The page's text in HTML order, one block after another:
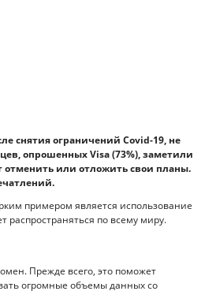
снятия ограничений Covid-19, не
опрошенных Visa (73%), заметили
отменить или отложить свои планы.
примером является использование
распространяться по всему миру.
Прежде всего, это поможет
огромные объемы данных со